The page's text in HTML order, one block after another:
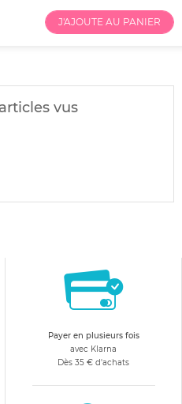
J'AJOUTE AU PANIER
vus
Payer en plusieurs fois
avec Klarna
Dès 35 € d'achats